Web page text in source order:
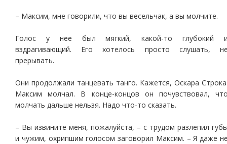
– Максим, мне говорили, что вы весельчак, а вы молчите.
Голос у нее был мягкий, какой-то глубокий
вздрагивающий. Его хотелось просто слушать,
прерывать.
Они продолжали танцевать танго. Кажется, Оскара
Максим молчал. В конце-концов он почувствовал,
молчать дальше нельзя. Надо что-то сказать.
– Вы извините меня, пожалуйста, – с трудом разлепил
и чужим, охрипшим голосом заговорил Максим. – Я даже